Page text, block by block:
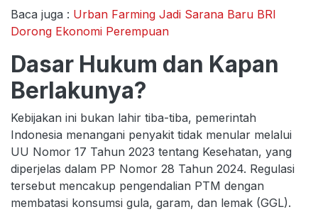
Baca juga : Urban Farming Jadi Sarana Baru BRI
Dorong Ekonomi Perempuan
Dasar Hukum dan Kapan
Berlakunya?
Kebijakan ini bukan lahir tiba-tiba, pemerintah
Indonesia menangani penyakit tidak menular melalui
UU Nomor 17 Tahun 2023 tentang Kesehatan, yang
diperjelas dalam PP Nomor 28 Tahun 2024. Regulasi
tersebut mencakup pengendalian PTM dengan
membatasi konsumsi gula, garam, dan lemak (GGL).